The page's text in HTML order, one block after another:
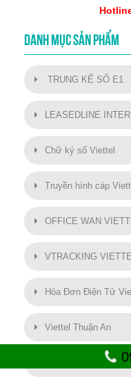
DANH MỤC SẢN PHẨM
TRUNG KẾ SỐ E1
LEASEDLINE
Chữ ký số Viettel
Truyền hình cáp
OFFICE WAN
VTRACKING
Hóa Đơn Điện Tử
Viettel Thuận An
SMART MOTOR